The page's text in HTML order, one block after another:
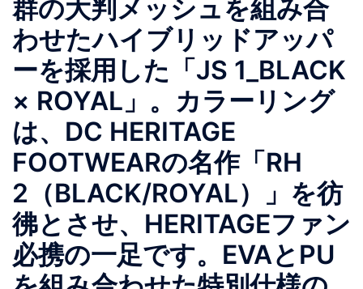
群の大判メッシュを組み合
わせたハイブリッドアッパ
ーを採用した「JS 1_BLACK
× ROYAL」。カラーリング
は、DC HERITAGE
FOOTWEARの名作「RH
2（BLACK/ROYAL）」を彷
彿とさせ、HERITAGEファン
必携の一足です。EVAとPU